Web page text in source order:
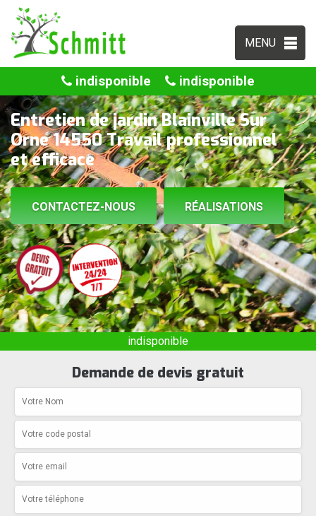
MENU
indisponible indisponible
Entretien de jardin Blainville Sur
Orne 14550 Travail professionnel
et efficace
CONTACTEZ-NOUS RÉALISATIONS
indisponible
Demande de devis gratuit